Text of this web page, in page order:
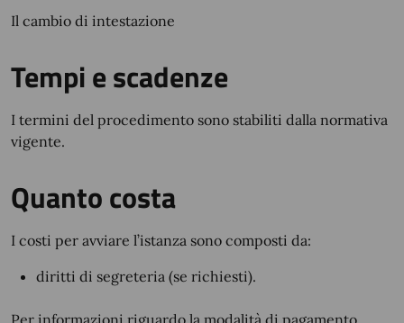
Il cambio di intestazione
Tempi e scadenze
I termini del procedimento sono stabiliti dalla normativa
vigente.
Quanto costa
I costi per avviare l’istanza sono composti da:
diritti di segreteria (se richiesti).
Per informazioni riguardo la modalità di pagamento